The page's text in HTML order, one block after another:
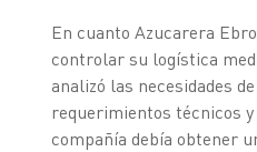
En cuanto Azucarera
controlar su logística
analizó las necesidades
requerimientos técnicos
compañía debía obtener